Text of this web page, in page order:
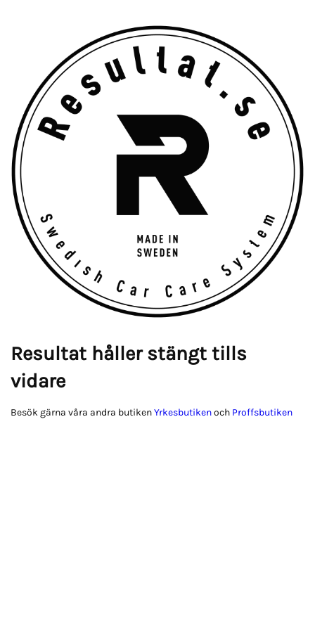
Resultat håller stängt tills
vidare
Besök gärna våra andra butikenYrkesbutikenoch Proffsbutiken